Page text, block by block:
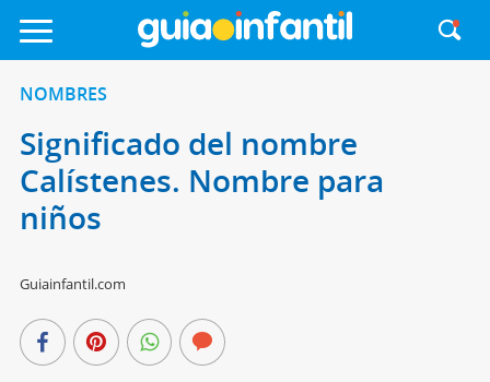
NOMBRES
Significado del nombre
Calístenes. Nombre para
niños
Guiainfantil.com